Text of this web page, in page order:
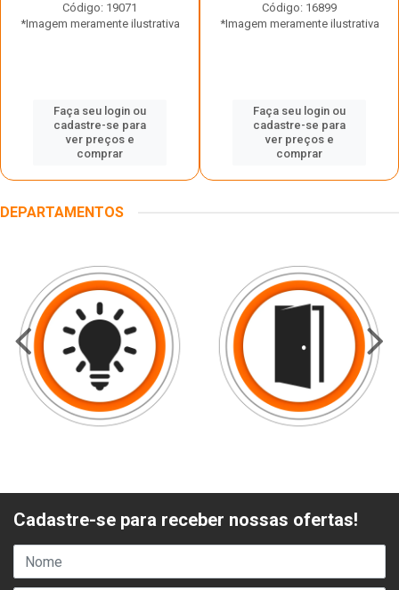
Código: 19071
*Imagem meramente ilustrativa
Faça seu login ou
cadastre-se para
ver preços e
comprar
Código: 16899
*Imagem meramente ilustrativa
Faça seu login ou
cadastre-se para
ver preços e
comprar
DEPARTAMENTOS
Cadastre-se para receber nossas ofertas!